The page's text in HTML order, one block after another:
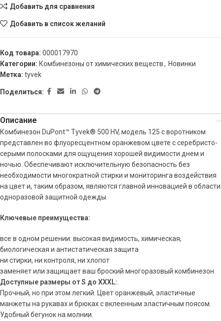
Добавить для сравнения
Добавить в список желаний
Код товара: 000017970
Категории: Комбинезоны от химических веществ, Новинки
Метка: tyvek
Поделиться:
Описание
Комбинезон DuPont™ Tyvek® 500 HV, модель 125 с воротником
представлен во флуоресцентном оранжевом цвете с серебристо-
серыми полосками для ощущения хорошей видимости днем и
ночью. Обеспечивают исключительную безопасность без
необходимости многократной стирки и мониторинга воздействия
на цвет и, таким образом, являются главной инновацией в области
одноразовой защитной одежды.
Ключевые преимущества:
все в одном решении: высокая видимость, химическая,
биологическая и антистатическая защита
ни стирки, ни контроля, ни хлопот
заменяет или защищает ваш броский многоразовый комбинезон
Доступные размеры от S до XXXL:
Прочный, но при этом легкий. Цвет оранжевый, эластичные
манжеты на рукавах и брюках с вклеенным эластичным поясом.
Удобный бегунок на молнии.